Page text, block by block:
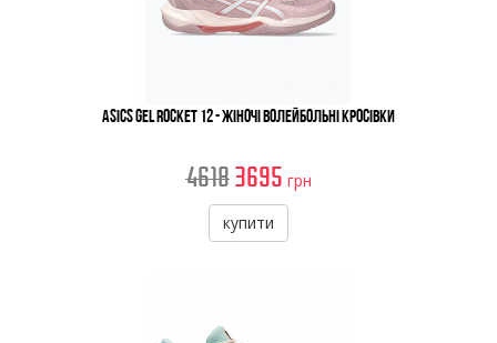
Asics Gel Rocket 12 - Жіночі Волейбольні Кросівки
46183695 грн
купити